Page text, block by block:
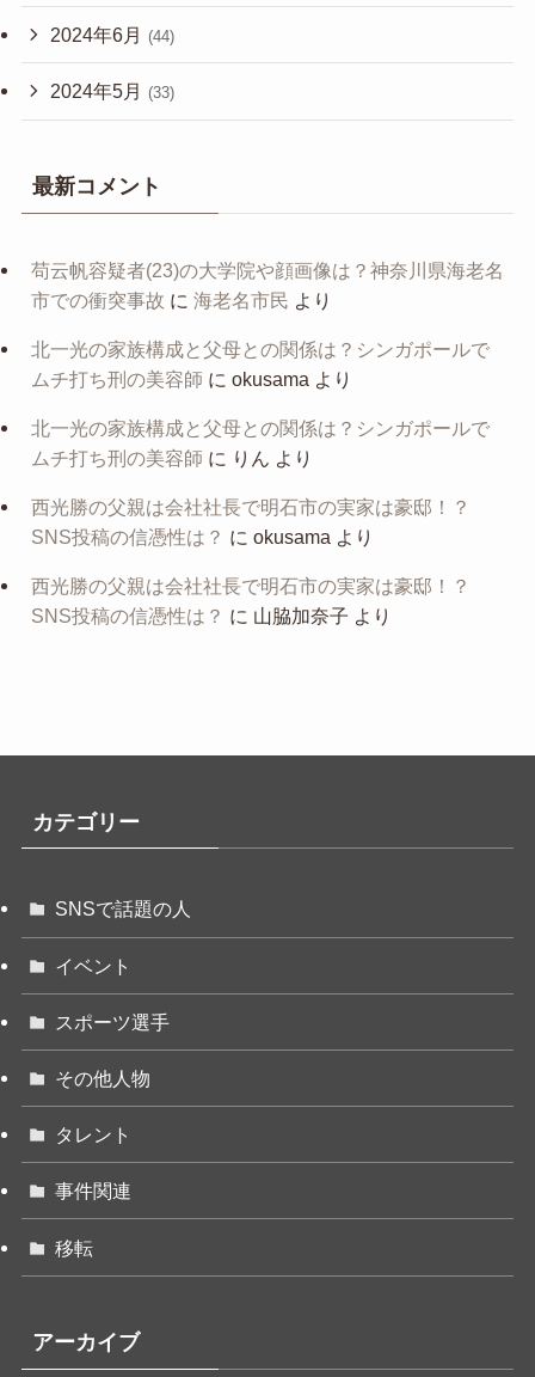
2024年6月 (44)
2024年5月 (33)
最新コメント
苟云帆容疑者(23)の大学院や顔画像は？神奈川県海老名
市での衝突事故 に 海老名市民 より
北一光の家族構成と父母との関係は？シンガポールで
ムチ打ち刑の美容師 に okusama より
北一光の家族構成と父母との関係は？シンガポールで
ムチ打ち刑の美容師 に りん より
西光勝の父親は会社社長で明石市の実家は豪邸！？
SNS投稿の信憑性は？ に okusama より
西光勝の父親は会社社長で明石市の実家は豪邸！？
SNS投稿の信憑性は？ に 山脇加奈子 より
カテゴリー
SNSで話題の人
イベント
スポーツ選手
その他人物
タレント
事件関連
移転
アーカイブ